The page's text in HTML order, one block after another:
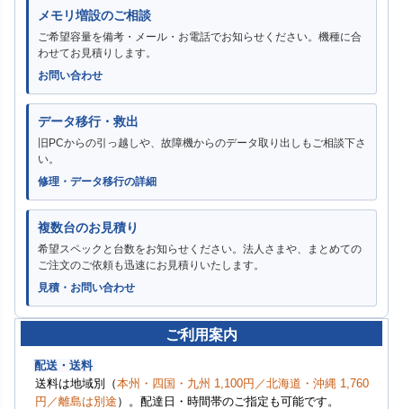
メモリ増設のご相談
ご希望容量を備考・メール・お電話でお知らせください。機種に合
わせてお見積りします。
お問い合わせ
データ移行・救出
旧PCからの引っ越しや、故障機からのデータ取り出しもご相談下さ
い。
修理・データ移行の詳細
複数台のお見積り
希望スペックと台数をお知らせください。法人さまや、まとめての
ご注文のご依頼も迅速にお見積りいたします。
見積・お問い合わせ
ご利用案内
配送・送料
送料は地域別（本州・四国・九州 1,100円／北海道・沖縄 1,760
円／離島は別途 ）。配達日・時間帯のご指定も可能です。